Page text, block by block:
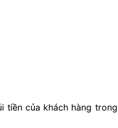
tiền của khách hàng